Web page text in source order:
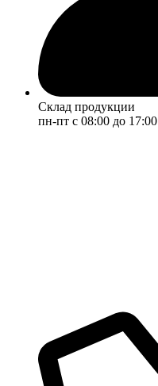
Склад продукции
пн-пт с 08:00 до 17:00